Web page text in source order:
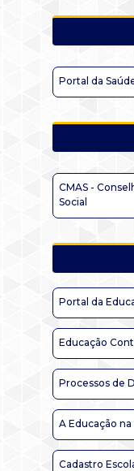
Portal da
CMAS -
Social
Portal da
Educação
Processos de
A Educação
Cadastro